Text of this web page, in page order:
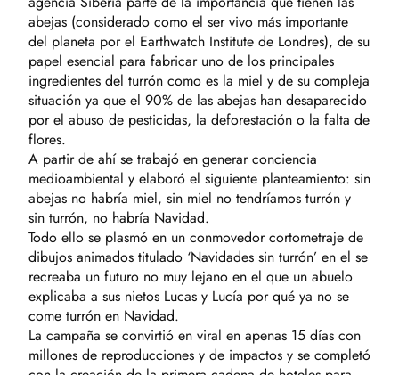
abejas (considerado como el ser vivo más importante
del planeta por el Earthwatch Institute de Londres), de su
papel esencial para fabricar uno de los principales
ingredientes del turrón como es la miel y de su compleja
situación ya que el 90% de las abejas han desaparecido
por el abuso de pesticidas, la deforestación o la falta de
flores.
A partir de ahí se trabajó en generar conciencia
medioambiental y elaboró el siguiente planteamiento: sin
abejas no habría miel, sin miel no tendríamos turrón y
sin turrón, no habría Navidad.
Todo ello se plasmó en un conmovedor cortometraje de
dibujos animados titulado ‘Navidades sin turrón’ en el se
recreaba un futuro no muy lejano en el que un abuelo
explicaba a sus nietos Lucas y Lucía por qué ya no se
come turrón en Navidad.
La campaña se convirtió en viral en apenas 15 días con
millones de reproducciones y de impactos y se completó